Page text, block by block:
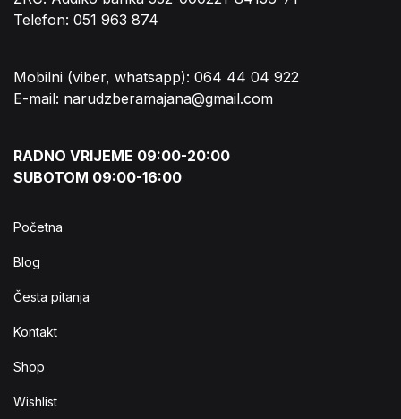
Telefon: 051 963 874
Mobilni (viber, whatsapp): 064 44 04 922
E-mail: narudzberamajana@gmail.com
RADNO VRIJEME 09:00-20:00
SUBOTOM 09:00-16:00
Početna
Blog
Česta pitanja
Kontakt
Shop
Wishlist